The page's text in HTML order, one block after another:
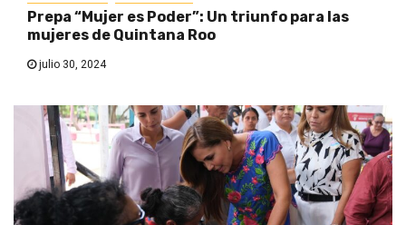
Prepa “Mujer es Poder”: Un triunfo para las
mujeres de Quintana Roo
julio 30, 2024